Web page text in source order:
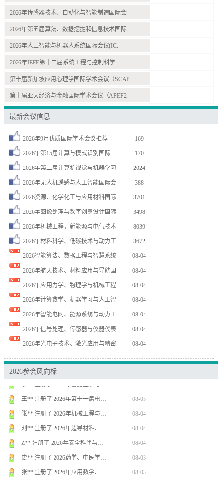
2026年传感器技术、自动化与智能制造国际会.
2026年第五届算法、数据挖掘和信息技术国际.
2026年人工智能与机器人系统国际会议(IC.
2026年IEEE第十二届系统工程与控制科学.
第十届新加坡应用心理学国际学术会议（SCAP.
第十届亚太经济与金融国际学术会议（APEF2.
最新会议信息
2026年9月优质国际学术会议推荐 169
2026年第15届计算与模式识别国际 170
2026年第二届计算机视觉与机器学习 2024
2026年无人机遥感与人工智能国际会 388
2026资源、化学化工与应用材料国际 3701
2026年图像处理与数字创意设计国际 3498
2026年机械工程，新能源与电气技术 8039
2026年材料科学、低碳技术与动力工 3672
2026智能算法、数据工程与智慧系统 08-04
2026年航天技术、材料应用与导航国 08-04
2026年应用力学、物理学与机械工程 08-04
2026年计算数学、机器学习与人工智 08-04
2026年智能电网、能源系统与动力工 08-04
2026年信号处理、传感器与仪器仪表 08-04
2026年光电子技术、激光应用与精密 08-04
2026参会风向标
08-03
李** 注册了 2026年中医学与医…
08-07
周** 注册了 2026年计算机工程…
08-07
谢** 注册了 2026年第九届模式…
08-06
胡** 注册了 第八届光电科学与材料…
08-06
胡** 注册了 第八届光电科学与材料…
08-06
李** 注册了 2026年教育技术系…
08-06
赵** 注册了 第十七届光学与光电子…
卜** 注册了 2026年IEEE第…
李** 注册了 2026年智能医学与…
王** 注册了 2026年第十一届电…
张** 注册了 2026年机械工程与…
刘** 注册了 2026年超导材料、…
Z** 注册了 2026年安全科学与…
史** 注册了 2026药学、中医学…
张** 注册了 2026年应用数学、…